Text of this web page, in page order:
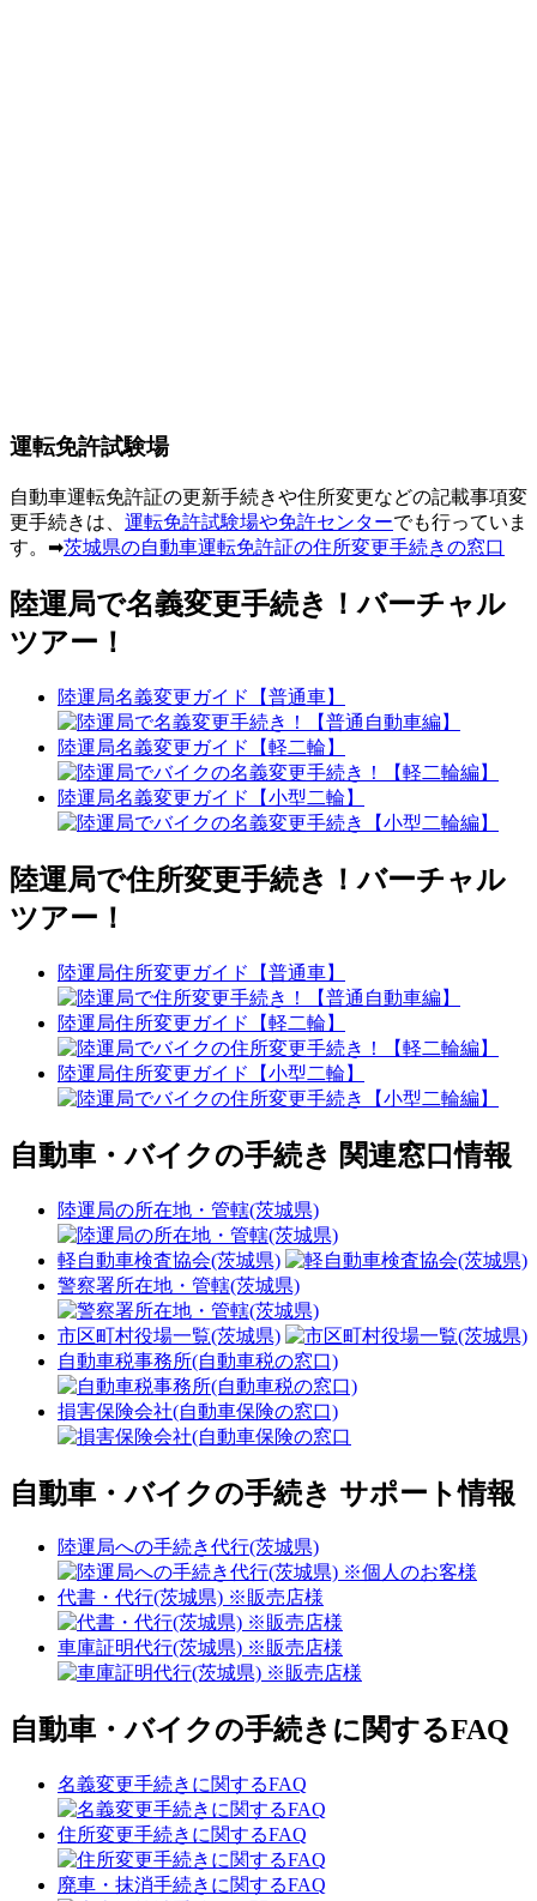
運転免許試験場
自動車運転免許証の更新手続きや住所変更などの記載事項変
更手続きは、 運転免許試験場や免許センターでも行っていま
す。➡茨城県の自動車運転免許証の住所変更手続きの窓口
陸運局で名義変更手続き！バーチャル
ツアー！
陸運局名義変更ガイド【普通車】
陸運局名義変更ガイド【軽二輪】
陸運局名義変更ガイド【小型二輪】
陸運局で住所変更手続き！バーチャル
ツアー！
陸運局住所変更ガイド【普通車】
陸運局住所変更ガイド【軽二輪】
陸運局住所変更ガイド【小型二輪】
自動車・バイクの手続き 関連窓口情報
陸運局の所在地・管轄(茨城県)
軽自動車検査協会(茨城県)
警察署所在地・管轄(茨城県)
市区町村役場一覧(茨城県)
自動車税事務所(自動車税の窓口)
損害保険会社(自動車保険の窓口)
自動車・バイクの手続き サポート情報
陸運局への手続き代行(茨城県)
代書・代行(茨城県) ※販売店様
車庫証明代行(茨城県) ※販売店様
自動車・バイクの手続きに関するFAQ
名義変更手続きに関するFAQ
住所変更手続きに関するFAQ
廃車・抹消手続きに関するFAQ